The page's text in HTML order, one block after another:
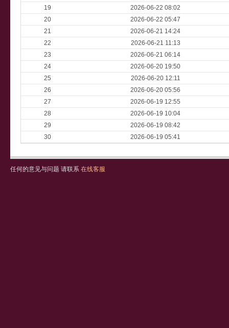
19
2026-06-22 08:02
20
2026-06-22 05:47
21
2026-06-21 14:24
22
2026-06-21 11:13
23
2026-06-21 06:14
24
2026-06-20 19:50
25
2026-06-20 12:11
26
2026-06-20 05:56
27
2026-06-19 12:55
28
2026-06-19 10:04
29
2026-06-19 08:42
30
2026-06-19 05:41
任何的意见与问题 请联系 在线客服